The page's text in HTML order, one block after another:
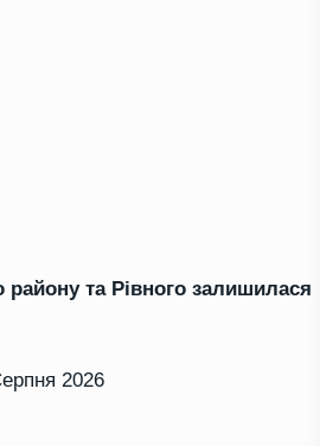
району та Рівного залишилася
2026